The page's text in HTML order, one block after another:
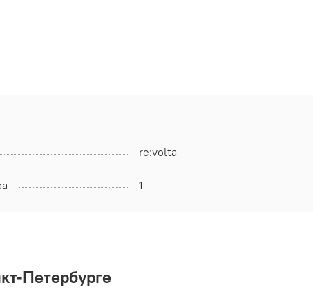
re:volta
1
Петербурге